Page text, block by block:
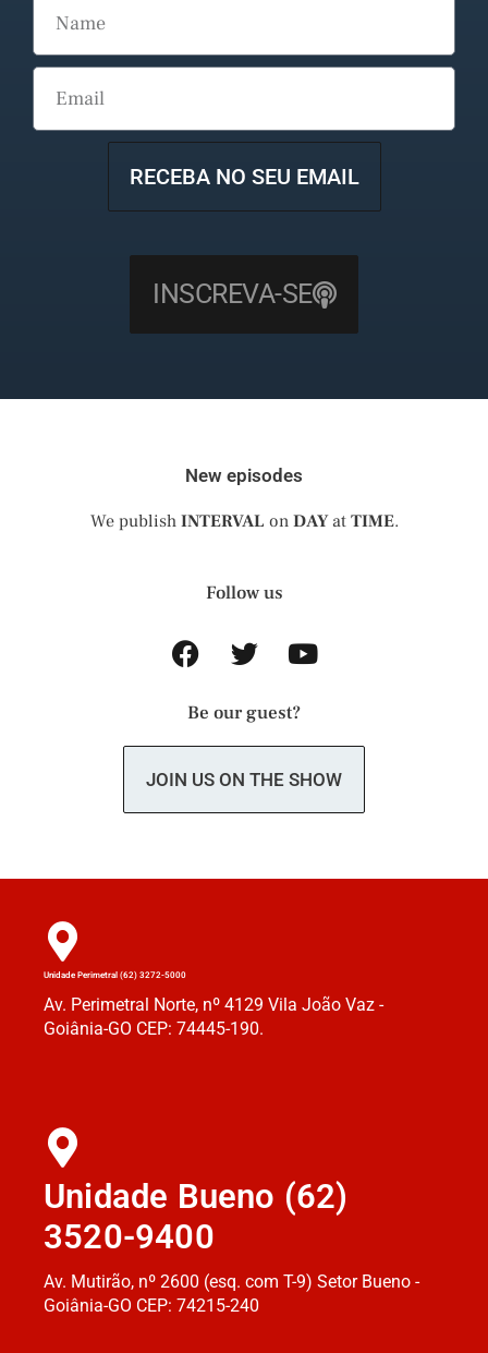
RECEBA NO SEU EMAIL
INSCREVA-SE
New episodes
We publish INTERVAL on DAYat TIME.
Follow us
Be our guest?
JOIN US ON THE SHOW
Unidade Perimetral (62) 3272-5000
Av. Perimetral Norte, nº 4129 Vila João Vaz -
Goiânia-GO CEP: 74445-190.
Unidade Bueno (62)
3520-9400
Av. Mutirão, nº 2600 (esq. com T-9) Setor Bueno -
Goiânia-GO CEP: 74215-240